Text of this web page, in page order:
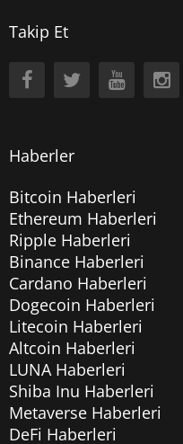
Takip Et
Haberler
Bitcoin Haberleri
Ethereum Haberleri
Ripple Haberleri
Binance Haberleri
Cardano Haberleri
Dogecoin Haberleri
Litecoin Haberleri
Altcoin Haberleri
LUNA Haberleri
Shiba Inu Haberleri
Metaverse Haberleri
DeFi Haberleri